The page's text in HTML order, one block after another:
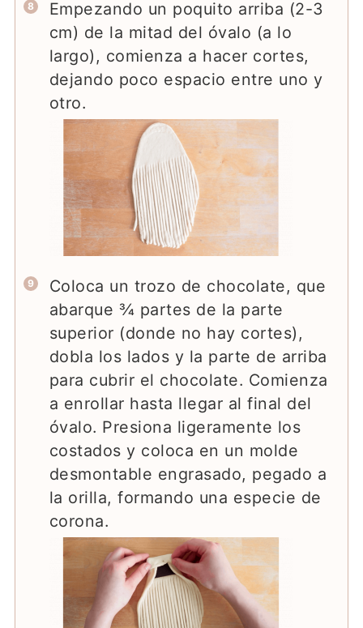
Empezando un poquito arriba (2-3
cm) de la mitad del óvalo (a lo
largo), comienza a hacer cortes,
dejando poco espacio entre uno y
otro.
Coloca un trozo de chocolate, que
abarque ¾ partes de la parte
superior (donde no hay cortes),
dobla los lados y la parte de arriba
para cubrir el chocolate. Comienza
a enrollar hasta llegar al final del
óvalo. Presiona ligeramente los
costados y coloca en un molde
desmontable engrasado, pegado a
la orilla, formando una especie de
corona.